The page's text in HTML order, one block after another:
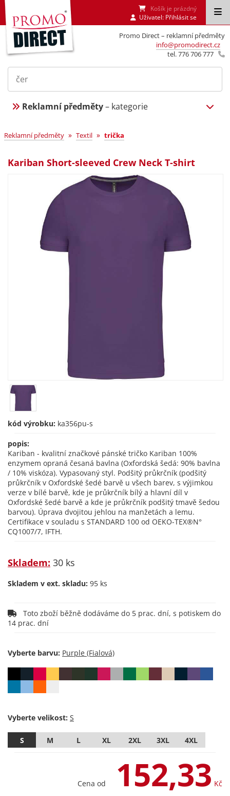
Promo Direct – reklamní předměty
info@promodirect.cz
tel. 776 706 777
Košík je prázdný
Uživatel: Přihlásit se
Reklamní předměty– kategorie
Reklamní předměty » Textil » trička
Kariban Short-sleeved Crew Neck T-shirt
kód výrobku: ka356pu-s
popis:
Kariban - kvalitní značkové pánské tričko Kariban 100%
enzymem opraná česaná bavlna (Oxfordská šedá: 90% bavlna
/ 10% viskóza). Vypasovaný styl. Podšitý průkrčník (podšitý
průkrčník v Oxfordské šedé barvě u všech barev, s výjimkou
verze v bílé barvě, kde je průkrčník bílý a hlavní díl v
Oxfordské šedé barvě a kde je průkrčník podšitý tmavě šedou
barvou). Úprava dvojitou jehlou na manžetách a lemu.
Certifikace v souladu s STANDARD 100 od OEKO-TEX®N°
CQ1007/7, IFTH.
Skladem: 30 ks
Skladem v ext. skladu: 95 ks
14 prac. dní
Vyberte barvu:
Vyberte velikost:
S M L XL 2XL 3XL 4XL
Cena od 152,33 Kč